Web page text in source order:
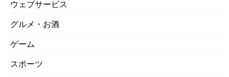
ウェブサービス
グルメ・お酒
ゲーム
スポーツ